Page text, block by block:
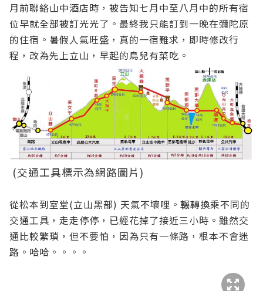
月前聯絡山中酒店時，被告知七月中至八月中的所有宿
位早就全部被訂光光了。最終我只能訂到一晚在彌陀原
的住宿。暑假人氣旺盛，真的一宿難求，即時修改行
程，改為先上立山，早起的鳥兒有菜吃。
(交通工具標示為網路圖片)
從松本到室堂(立山黑部) 天氣不壞哩。輾轉換乘不同的
交通工具，走走停停，已經花掉了接近三小時。雖然交
通比較繁瑣，但不要怕，因為只有一條路，根本不會迷
路。哈哈。。。。